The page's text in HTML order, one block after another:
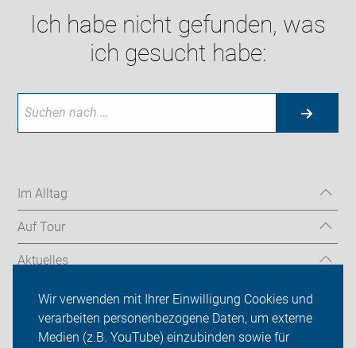
Wir verwenden mit Ihrer Einwilligung Cookies und
verarbeiten personenbezogene Daten, um externe
Medien (z.B. YouTube) einzubinden sowie für
Ich habe nicht gefunden, was
ich gesucht habe:
Im Alltag
Auf Tour
Aktuelles
Über uns
Mitgliedschaft